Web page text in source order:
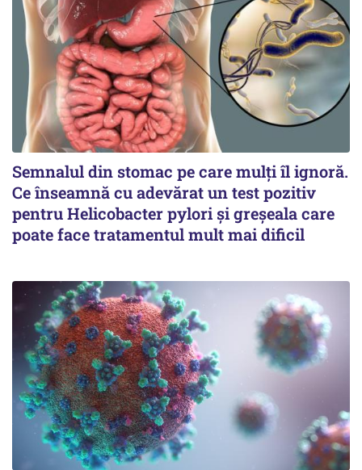
Semnalul din stomac pe care mulți îl ignoră.
Ce înseamnă cu adevărat un test pozitiv
pentru Helicobacter pylori și greșeala care
poate face tratamentul mult mai dificil